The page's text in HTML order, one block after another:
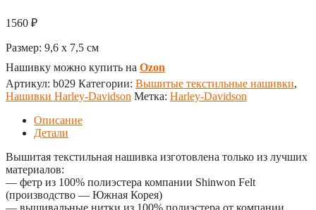
1560 ₽
Размер: 9,6 x 7,5 см
Нашивку можно купить на Ozon
Артикул: b029 Категории: Вышитые текстильные нашивки,
Нашивки Harley-Davidson Метка: Harley-Davidson
Описание
Детали
Вышитая текстильная нашивка изготовлена только из лучших
материалов:
— фетр из 100% полиэстера компании Shinwon Felt
(производство — Южная Корея)
— вышивальные нитки из 100% полиэстера от компании